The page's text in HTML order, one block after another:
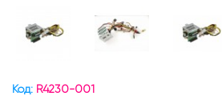
Код: R4230-001